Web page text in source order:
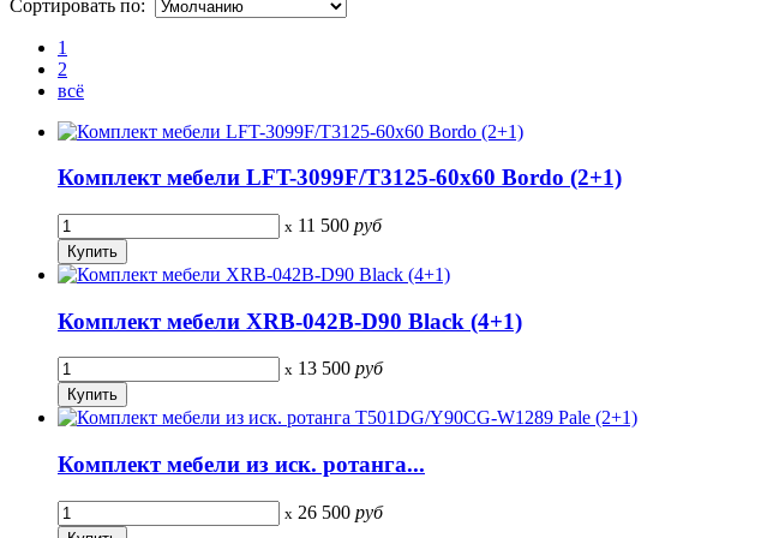
Сортировать по:
1
2
всё
Комплект мебели LFT-3099F/T3125-60x60 Bordo (2+1)
x 11 500 руб
Комплект мебели XRB-042B-D90 Black (4+1)
x 13 500 руб
Комплект мебели из иск. ротанга...
x 26 500 руб